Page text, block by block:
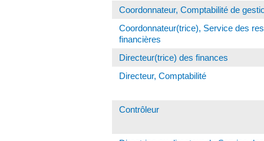
Coordonnateur, Comptabilité de
Coordonnateur(trice), Service des
financières
Directeur(trice) des finances
Directeur, Comptabilité
Contrôleur